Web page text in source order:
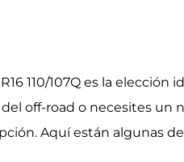
R16 110/107Q es la
off-road o necesites
Aquí están algunas